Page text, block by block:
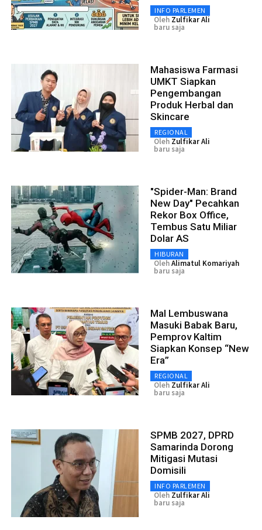
INFO PARLEMEN
Oleh Zulfikar Ali
baru saja
Mahasiswa Farmasi
UMKT Siapkan
Pengembangan
Produk Herbal dan
Skincare
REGIONAL
Oleh Zulfikar Ali
baru saja
"Spider-Man: Brand
New Day" Pecahkan
Rekor Box Office,
Tembus Satu Miliar
Dolar AS
HIBURAN
OlehAlimatul Komariyah
baru saja
Mal Lembuswana
Masuki Babak Baru,
Pemprov Kaltim
Siapkan Konsep “New
Era”
REGIONAL
Oleh Zulfikar Ali
baru saja
SPMB 2027, DPRD
Samarinda Dorong
Mitigasi Mutasi
Domisili
INFO PARLEMEN
Oleh Zulfikar Ali
baru saja